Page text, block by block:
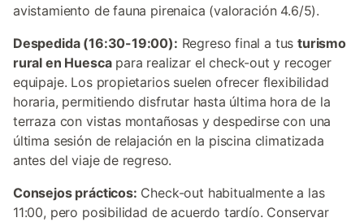
avistamiento de fauna pirenaica (valoración 4.6/5).
Despedida (16:30-19:00): Regreso final a tusturismo
rural en Huescapara realizar el check-out y recoger
equipaje. Los propietarios suelen ofrecer flexibilidad
horaria, permitiendo disfrutar hasta última hora de la
terraza con vistas montañosas y despedirse con una
última sesión de relajación en la piscina climatizada
antes del viaje de regreso.
Consejos prácticos: Check-out habitualmente a las
11:00, pero posibilidad de acuerdo tardío. Conservar